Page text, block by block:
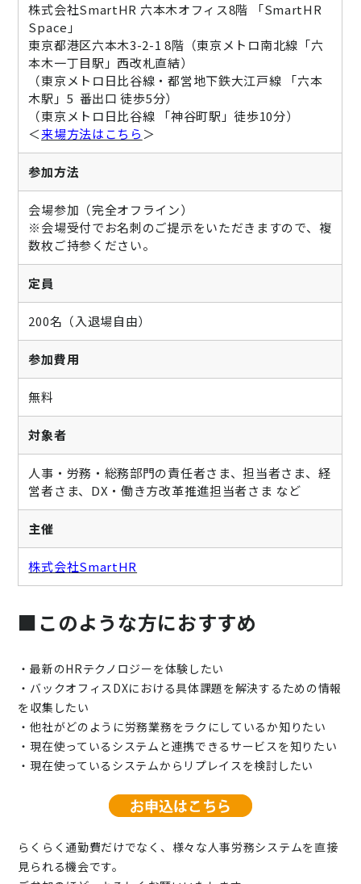
株式会社SmartHR 六本木オフィス8階 「SmartHR
Space」
東京都港区六本木3-2-1 8階（東京メトロ南北線「六
本木一丁目駅」西改札直結）
（東京メトロ日比谷線・都営地下鉄大江戸線 「六本
木駅」5 番出口 徒歩5分）
（東京メトロ日比谷線 「神谷町駅」徒歩10分）
＜来場方法はこちら ＞
参加方法
会場参加（完全オフライン）
※会場受付でお名刺のご提示をいただきますので、複
数枚ご持参ください。
定員
200名（入退場自由）
参加費用
無料
対象者
人事・労務・総務部門の責任者さま、担当者さま、経
営者さま、DX・働き方改革推進担当者さま など
主催
株式会社SmartHR
■このような方におすすめ
・最新のHRテクノロジーを体験したい
・バックオフィスDXにおける具体課題を解決するための情報
を収集したい
・他社がどのように労務業務をラクにしているか知りたい
・現在使っているシステムと連携できるサービスを知りたい
・現在使っているシステムからリプレイスを検討したい
らくらく通勤費だけでなく、様々な人事労務システムを直接
見られる機会です。